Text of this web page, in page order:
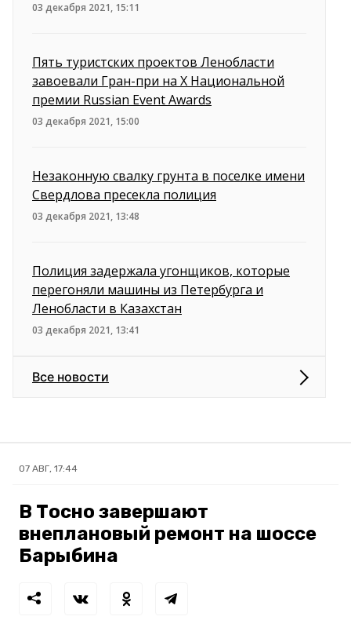
03 декабря 2021, 15:11
Пять туристских проектов Ленобласти
завоевали Гран-при на X Национальной
премии Russian Event Awards
03 декабря 2021, 15:00
Незаконную свалку грунта в поселке имени
Свердлова пресекла полиция
03 декабря 2021, 13:48
Полиция задержала угонщиков, которые
перегоняли машины из Петербурга и
Ленобласти в Казахстан
03 декабря 2021, 13:41
Все новости
07 АВГ, 17:44
В Тосно завершают
внеплановый ремонт на шоссе
Барыбина